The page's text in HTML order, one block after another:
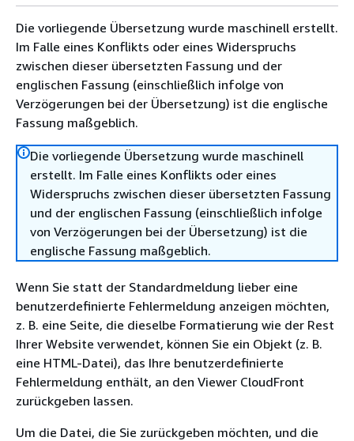
Die vorliegende Übersetzung wurde maschinell erstellt.
Im Falle eines Konflikts oder eines Widerspruchs
zwischen dieser übersetzten Fassung und der
englischen Fassung (einschließlich infolge von
Verzögerungen bei der Übersetzung) ist die englische
Fassung maßgeblich.
Die vorliegende Übersetzung wurde maschinell
erstellt. Im Falle eines Konflikts oder eines
Widerspruchs zwischen dieser übersetzten Fassung
und der englischen Fassung (einschließlich infolge
von Verzögerungen bei der Übersetzung) ist die
englische Fassung maßgeblich.
Wenn Sie statt der Standardmeldung lieber eine
benutzerdefinierte Fehlermeldung anzeigen möchten,
z. B. eine Seite, die dieselbe Formatierung wie der Rest
Ihrer Website verwendet, können Sie ein Objekt (z. B.
eine HTML-Datei), das Ihre benutzerdefinierte
Fehlermeldung enthält, an den Viewer CloudFront
zurückgeben lassen.
Um die Datei, die Sie zurückgeben möchten, und die